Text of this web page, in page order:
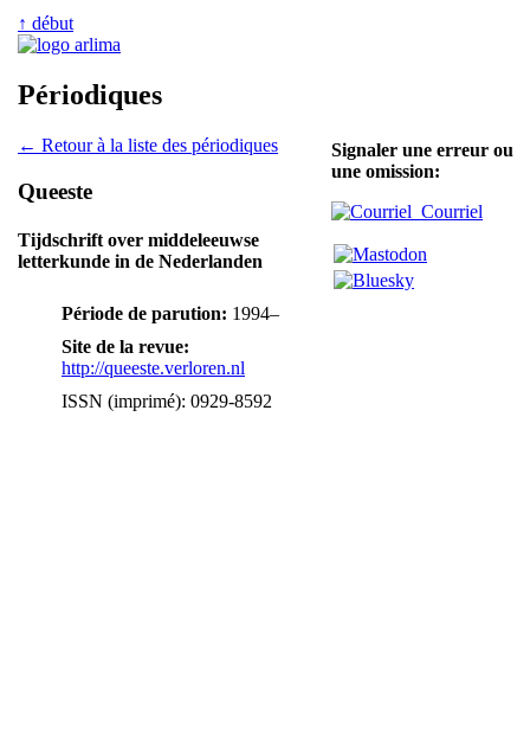
↑ début
Périodiques
← Retour à la liste des périodiques
Queeste
Tijdschrift over middeleeuwse
letterkunde in de Nederlanden
Période de parution: 1994–
Site de la revue:
http://queeste.verloren.nl
ISSN (imprimé): 0929-8592
Signaler une erreur ou
une omission:
Courriel